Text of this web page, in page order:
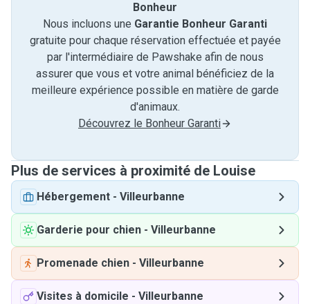
Bonheur
Nous incluons une Garantie Bonheur Garanti
gratuite pour chaque réservation effectuée et payée
par l'intermédiaire de Pawshake afin de nous
assurer que vous et votre animal bénéficiez de la
meilleure expérience possible en matière de garde
d'animaux.
Découvrez le Bonheur Garanti
Plus de services à proximité de Louise
Hébergement - Villeurbanne
Garderie pour chien - Villeurbanne
Promenade chien - Villeurbanne
Visites à domicile - Villeurbanne